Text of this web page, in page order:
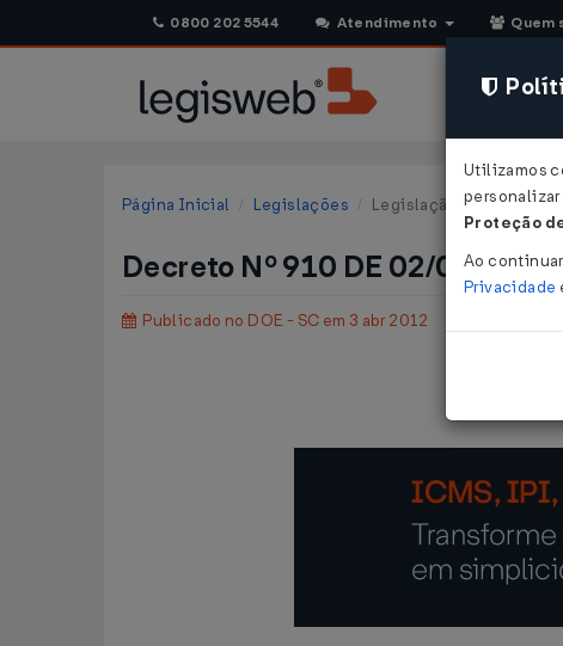
0800 202 5544 Atendimento Quem
Página Inicial Legislações Legislação Estadual -
Decreto Nº 910 DE 02/04/2012
Publicado no DOE - SC em 3 abr 2012
Utilizamos
personalizar
Proteção
Ao
Privacidade